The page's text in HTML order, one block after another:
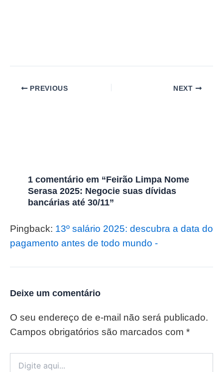
PREVIOUS NEXT
1 comentário em “Feirão Limpa Nome
Serasa 2025: Negocie suas dívidas
bancárias até 30/11”
Pingback: 13º salário 2025: descubra a data do
pagamento antes de todo mundo -
Deixe um comentário
O seu endereço de e-mail não será publicado.
Campos obrigatórios são marcados com *
aqui...